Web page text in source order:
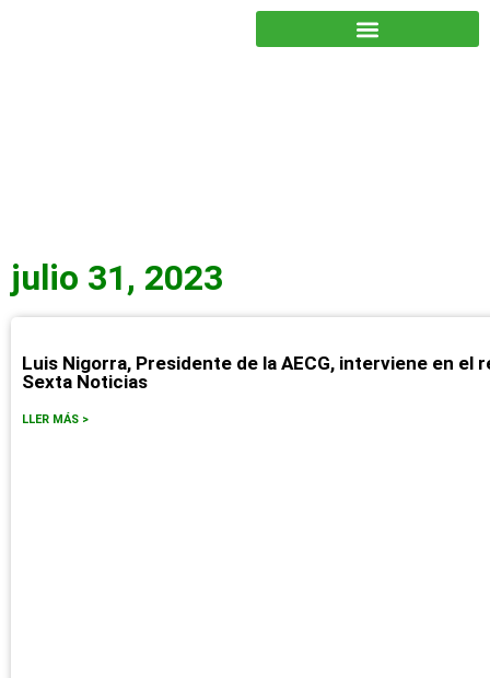
julio 31, 2023
Luis Nigorra, Presidente de la AECG, interviene en
Sexta Noticias
LLER MÁS >